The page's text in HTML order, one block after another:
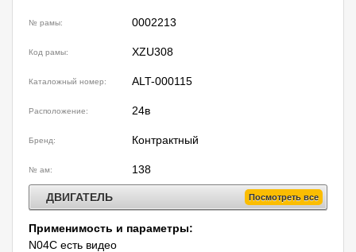
№ рамы: 0002213
Код рамы: XZU308
Каталожный номер: ALT-000115
Расположение: 24в
Бренд: Контрактный
№ ам: 138
ДВИГАТЕЛЬ Посмотреть все
Применимость и параметры:
N04C есть видео